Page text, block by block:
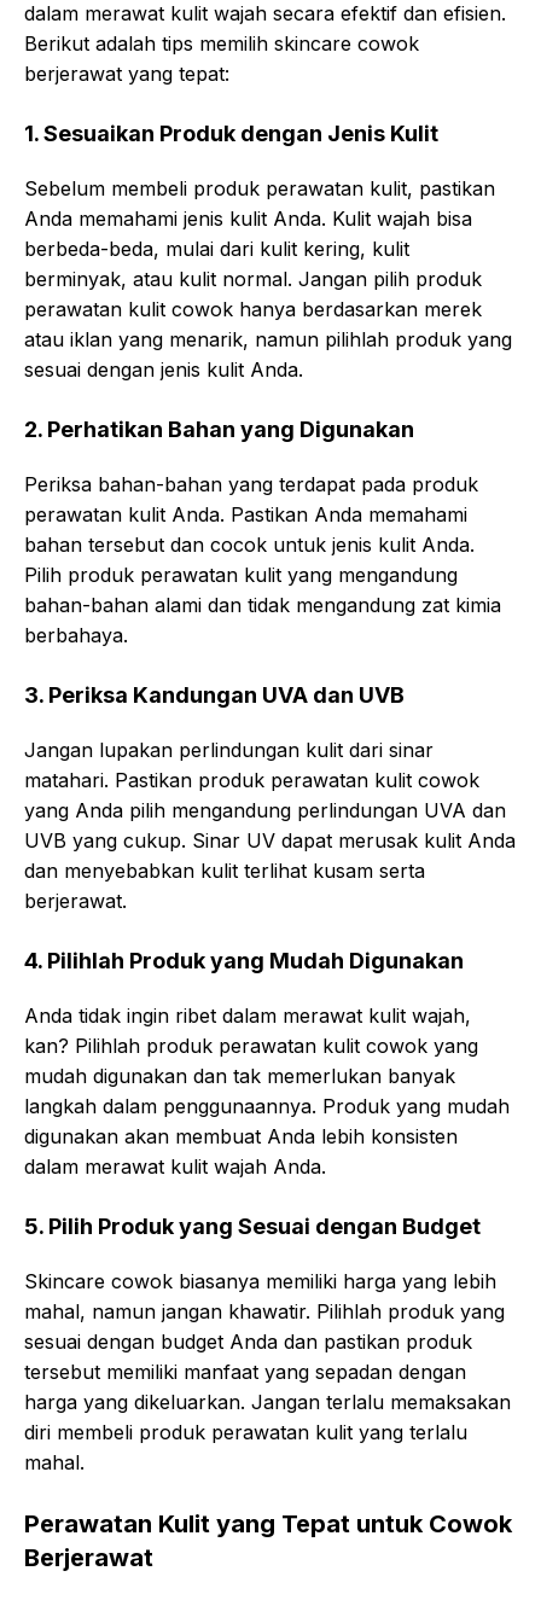
dalam merawat kulit wajah secara efektif dan efisien.
Berikut adalah tips memilih skincare cowok
berjerawat yang tepat:
1. Sesuaikan Produk dengan Jenis Kulit
Sebelum membeli produk perawatan kulit, pastikan
Anda memahami jenis kulit Anda. Kulit wajah bisa
berbeda-beda, mulai dari kulit kering, kulit
berminyak, atau kulit normal. Jangan pilih produk
perawatan kulit cowok hanya berdasarkan merek
atau iklan yang menarik, namun pilihlah produk yang
sesuai dengan jenis kulit Anda.
2. Perhatikan Bahan yang Digunakan
Periksa bahan-bahan yang terdapat pada produk
perawatan kulit Anda. Pastikan Anda memahami
bahan tersebut dan cocok untuk jenis kulit Anda.
Pilih produk perawatan kulit yang mengandung
bahan-bahan alami dan tidak mengandung zat kimia
berbahaya.
3. Periksa Kandungan UVA dan UVB
Jangan lupakan perlindungan kulit dari sinar
matahari. Pastikan produk perawatan kulit cowok
yang Anda pilih mengandung perlindungan UVA dan
UVB yang cukup. Sinar UV dapat merusak kulit Anda
dan menyebabkan kulit terlihat kusam serta
berjerawat.
4. Pilihlah Produk yang Mudah Digunakan
Anda tidak ingin ribet dalam merawat kulit wajah,
kan? Pilihlah produk perawatan kulit cowok yang
mudah digunakan dan tak memerlukan banyak
langkah dalam penggunaannya. Produk yang mudah
digunakan akan membuat Anda lebih konsisten
dalam merawat kulit wajah Anda.
5. Pilih Produk yang Sesuai dengan Budget
Skincare cowok biasanya memiliki harga yang lebih
mahal, namun jangan khawatir. Pilihlah produk yang
sesuai dengan budget Anda dan pastikan produk
tersebut memiliki manfaat yang sepadan dengan
harga yang dikeluarkan. Jangan terlalu memaksakan
diri membeli produk perawatan kulit yang terlalu
mahal.
Perawatan Kulit yang Tepat untuk Cowok
Berjerawat